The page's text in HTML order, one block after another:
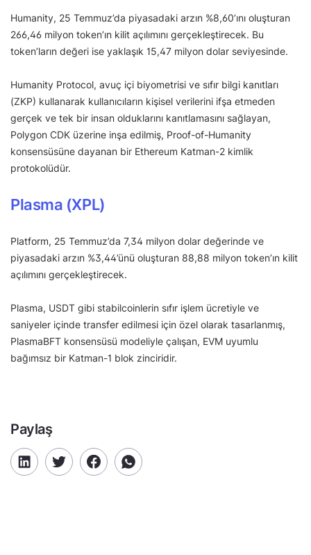
Humanity, 25 Temmuz’da piyasadaki arzın %8,60’ını oluşturan
266,46 milyon token’ın kilit açılımını gerçekleştirecek. Bu
token’ların değeri ise yaklaşık 15,47 milyon dolar seviyesinde.
Humanity Protocol, avuç içi biyometrisi ve sıfır bilgi kanıtları
(ZKP) kullanarak kullanıcıların kişisel verilerini ifşa etmeden
gerçek ve tek bir insan olduklarını kanıtlamasını sağlayan,
Polygon CDK üzerine inşa edilmiş, Proof-of-Humanity
konsensüsüne dayanan bir Ethereum Katman-2 kimlik
protokolüdür.
Plasma (XPL)
Platform, 25 Temmuz’da 7,34 milyon dolar değerinde ve
piyasadaki arzın %3,44’ünü oluşturan 88,88 milyon token’ın kilit
açılımını gerçekleştirecek.
Plasma, USDT gibi stabilcoinlerin sıfır işlem ücretiyle ve
saniyeler içinde transfer edilmesi için özel olarak tasarlanmış,
PlasmaBFT konsensüsü modeliyle çalışan, EVM uyumlu
bağımsız bir Katman-1 blok zinciridir.
Paylaş